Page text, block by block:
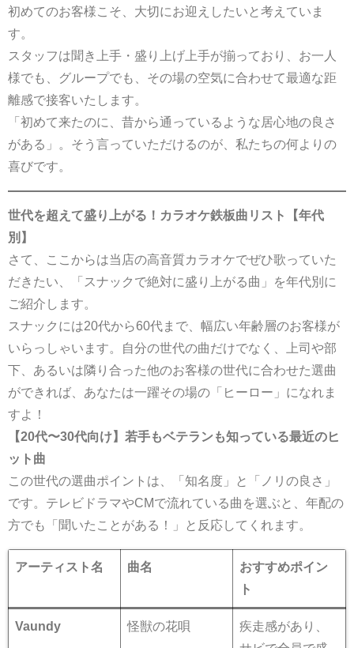
初めてのお客様こそ、大切にお迎えしたいと考えていま
す。
スタッフは聞き上手・盛り上げ上手が揃っており、お一人
様でも、グループでも、その場の空気に合わせて最適な距
離感で接客いたします。
「初めて来たのに、昔から通っているような居心地の良さ
がある」。そう言っていただけるのが、私たちの何よりの
喜びです。
世代を超えて盛り上がる！カラオケ鉄板曲リスト【年代
別】
さて、ここからは当店の高音質カラオケでぜひ歌っていた
だきたい、「スナックで絶対に盛り上がる曲」を年代別に
ご紹介します。
スナックには20代から60代まで、幅広い年齢層のお客様が
いらっしゃいます。自分の世代の曲だけでなく、上司や部
下、あるいは隣り合った他のお客様の世代に合わせた選曲
ができれば、あなたは一躍その場の「ヒーロー」になれま
すよ！
【20代〜30代向け】若手もベテランも知っている最近のヒ
ット曲
この世代の選曲ポイントは、「知名度」と「ノリの良さ」
です。テレビドラマやCMで流れている曲を選ぶと、年配の
方でも「聞いたことがある！」と反応してくれます。
アーティスト名 曲名
おすすめポイン
ト
Vaundy 怪獣の花唄
疾走感があり、